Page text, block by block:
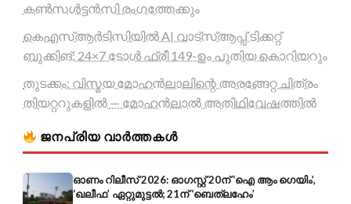
കൺസൾട്ടൻസി രംഗത്തേക്കും
കെഎസ്ആർടിസിയിൽ AI വാട്സ്ആപ്പ് ടിക്കറ്റ്
ബുക്കിങ്; 24×7 ടോൾ ഫ്രീ 149-ഉം പുതിയ കൊറിയറും
തുടക്കം: വിസ്മയ മോഹൻലാലിന്റെ അരങ്ങേറ്റ ചിത്രം
തിയറ്ററുകളിൽ — മോഹൻലാൽ അതിഥിവേഷത്തിൽ
ജനപ്രിയ വാർത്തകൾ
ഓണം റിലീസ് 2026: ഓഗസ്റ്റ് 20ന് ‘ഐ ആം ഗെയിം’,
‘ഖലീഫ’ ഏറ്റുമുട്ടൽ; 21ന് ‘ബെത്‌ലഹേം’